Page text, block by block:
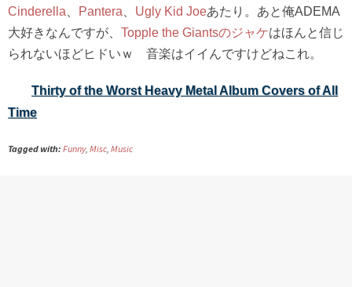
Cinderella
Pantera Ugly Kid Joeあたり。あと俺ADEMA
大好きなんですが、 Topple the Giantsのジャケはほんと信じ
られないほどヒドいｗ 音楽はイイんですけどねこれ。
Thirty of the Worst Heavy Metal Album Covers of All
Time
Tagged with: Funny, Misc, Music